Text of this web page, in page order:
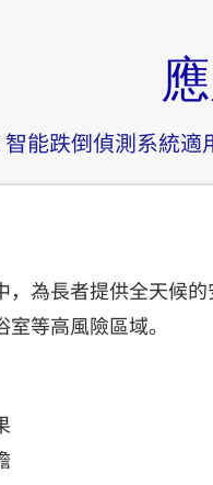
智能跌倒偵測系統
，為長者提供全天候的
等高風險區域。